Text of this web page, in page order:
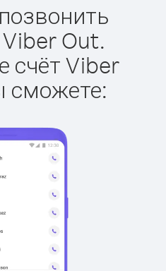
Viber Out.
счёт Viber
сможете: